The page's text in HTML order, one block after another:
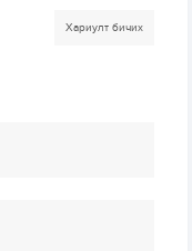
Хариулт бичих